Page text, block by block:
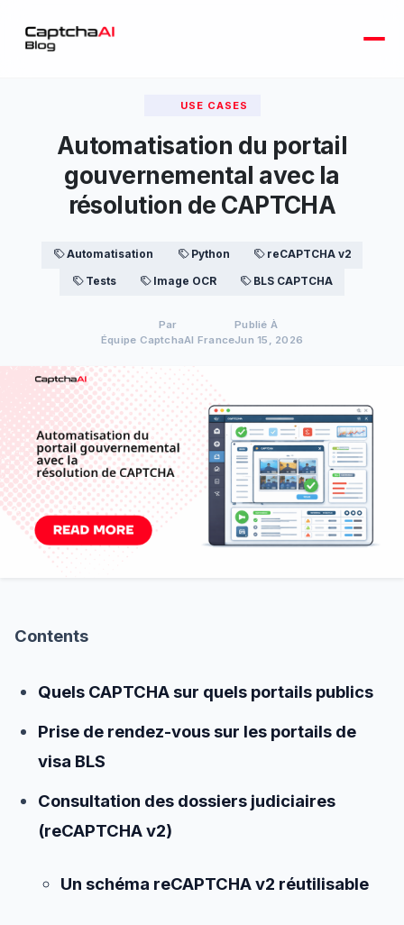
USE CASES
Automatisation du portail
gouvernemental avec la
résolution de CAPTCHA
Automatisation Python reCAPTCHA v2
Tests Image OCR BLS CAPTCHA
Par
Équipe CaptchaAI France
Publié À
Jun 15, 2026
Contents
Quels CAPTCHA sur quels portails publics
Prise de rendez-vous sur les portails de
visa BLS
Consultation des dossiers judiciaires
(reCAPTCHA v2)
Un schéma reCAPTCHA v2 réutilisable